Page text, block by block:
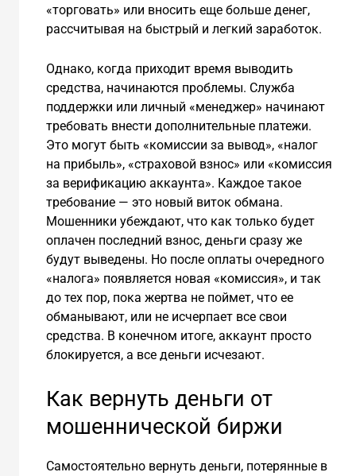
«торговать» или вносить еще больше денег,
рассчитывая на быстрый и легкий заработок.
Однако, когда приходит время выводить
средства, начинаются проблемы. Служба
поддержки или личный «менеджер» начинают
требовать внести дополнительные платежи.
Это могут быть «комиссии за вывод», «налог
на прибыль», «страховой взнос» или «комиссия
за верификацию аккаунта». Каждое такое
требование — это новый виток обмана.
Мошенники убеждают, что как только будет
оплачен последний взнос, деньги сразу же
будут выведены. Но после оплаты очередного
«налога» появляется новая «комиссия», и так
до тех пор, пока жертва не поймет, что ее
обманывают, или не исчерпает все свои
средства. В конечном итоге, аккаунт просто
блокируется, а все деньги исчезают.
Как вернуть деньги от
мошеннической биржи
Самостоятельно вернуть деньги, потерянные в